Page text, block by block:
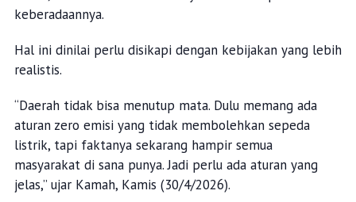
keberadaannya.
Hal ini dinilai perlu disikapi dengan kebijakan yang lebih
realistis.
“Daerah tidak bisa menutup mata. Dulu memang ada
aturan zero emisi yang tidak membolehkan sepeda
listrik, tapi faktanya sekarang hampir semua
masyarakat di sana punya. Jadi perlu ada aturan yang
jelas,” ujar Kamah, Kamis (30/4/2026).